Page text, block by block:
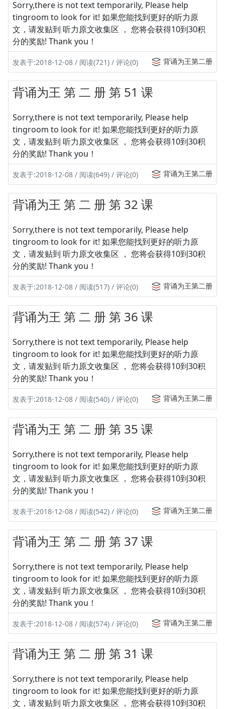
Sorry,there is not text temporarily, Please help
tingroom to look for it! 如果您能找到更好的听力原
文，请发贴到 听力原文收集区 ， 您将会获得10到30积
分的奖励! Thank you！
发表于:2018-12-08 / 阅读(721) / 评论(0) 背诵为王第二册
背诵为王 第 二 册 第 51 课
Sorry,there is not text temporarily, Please help
tingroom to look for it! 如果您能找到更好的听力原
文，请发贴到 听力原文收集区 ， 您将会获得10到30积
分的奖励! Thank you！
发表于:2018-12-08 / 阅读(649) / 评论(0) 背诵为王第二册
背诵为王 第 二 册 第 32 课
Sorry,there is not text temporarily, Please help
tingroom to look for it! 如果您能找到更好的听力原
文，请发贴到 听力原文收集区 ， 您将会获得10到30积
分的奖励! Thank you！
发表于:2018-12-08 / 阅读(517) / 评论(0) 背诵为王第二册
背诵为王 第 二 册 第 36 课
Sorry,there is not text temporarily, Please help
tingroom to look for it! 如果您能找到更好的听力原
文，请发贴到 听力原文收集区 ， 您将会获得10到30积
分的奖励! Thank you！
发表于:2018-12-08 / 阅读(540) / 评论(0) 背诵为王第二册
背诵为王 第 二 册 第 35 课
Sorry,there is not text temporarily, Please help
tingroom to look for it! 如果您能找到更好的听力原
文，请发贴到 听力原文收集区 ， 您将会获得10到30积
分的奖励! Thank you！
发表于:2018-12-08 / 阅读(542) / 评论(0) 背诵为王第二册
背诵为王 第 二 册 第 37 课
Sorry,there is not text temporarily, Please help
tingroom to look for it! 如果您能找到更好的听力原
文，请发贴到 听力原文收集区 ， 您将会获得10到30积
分的奖励! Thank you！
发表于:2018-12-08 / 阅读(574) / 评论(0) 背诵为王第二册
背诵为王 第 二 册 第 31 课
Sorry,there is not text temporarily, Please help
tingroom to look for it! 如果您能找到更好的听力原
文，请发贴到 听力原文收集区 ， 您将会获得10到30积